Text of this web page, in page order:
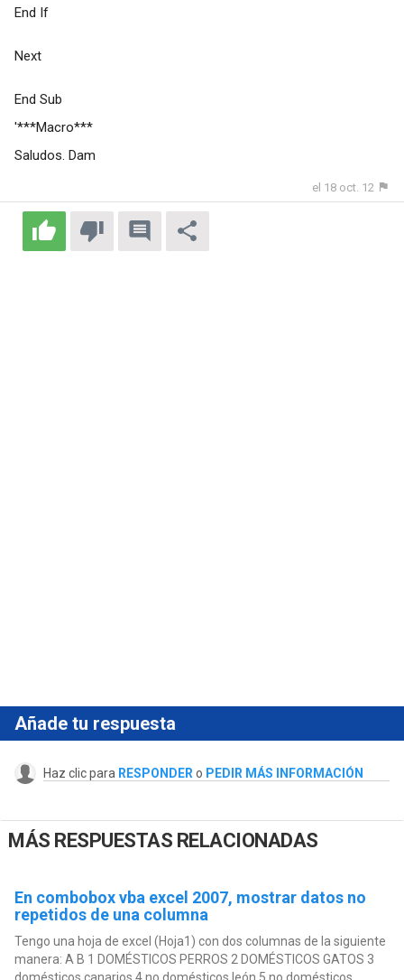
End If
Next
End Sub
'***Macro***
Saludos. Dam
el 18 oct. 12
Añade tu respuesta
Haz clic para RESPONDER o PEDIR MÁS INFORMACIÓN
MÁS RESPUESTAS RELACIONADAS
En combobox vba excel 2007, mostrar datos no
repetidos de una columna
Tengo una hoja de excel (Hoja1) con dos columnas de la siguiente
manera: A B 1 DOMÉSTICOS PERROS 2 DOMÉSTICOS GATOS 3
domésticos canarios 4 no domésticos león 5 no domésticos